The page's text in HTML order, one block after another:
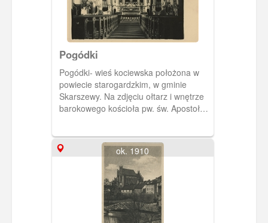
Apostoła. Na dolnych zdjęciach
budynek plebanii i gospoda Nelkego.
Pogódki
Pogódki- wieś kociewska położona w
powiecie starogardzkim, w gminie
Skarszewy. Na zdjęciu ołtarz i wnętrze
barokowego kościoła pw. św. Apostołów
ok. 1910